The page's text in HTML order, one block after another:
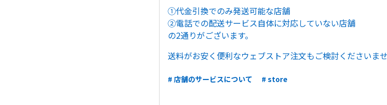
①代金引換でのみ発送可能な店舗
②電話での配送サービス自体に対応していない店舗
の2通りがございます。
送料がお安く便利なウェブストア注文もご検討くださいませ
# 店舗のサービスについて # store